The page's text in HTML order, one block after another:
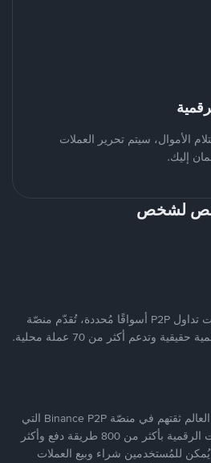
الأموال، سيتم تحرير العملات
إليك.
شخص لشخص
بينما تستهدف العديد من منصّات تداول P2P أسواقًا مُحددة، تُقدّم منصّة
يضع ملايين المُستخدمين حول العالم ثقتهم في منصّة Binance P2P التي
توفّر منصّة آمنة لتداول العملات الرقمية بأكثر من 800 طريقة دفع وأكثر
يُمكن للمُستخدمين شراء وبيع العملات